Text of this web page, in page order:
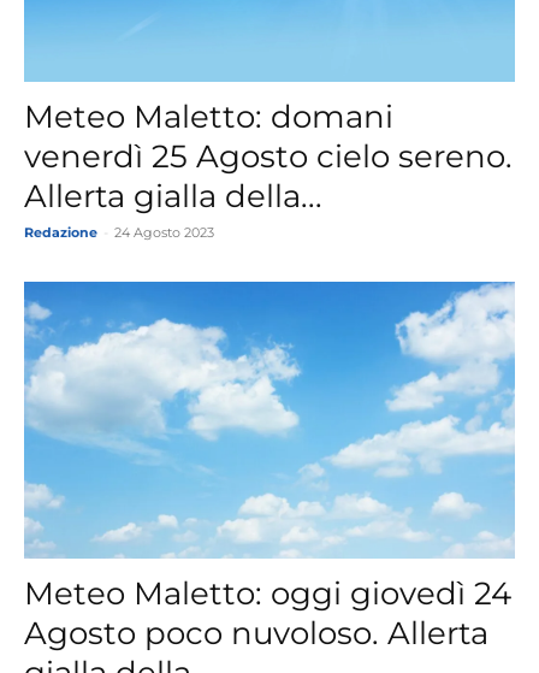
Meteo Maletto: domani
venerdì 25 Agosto cielo sereno.
Allerta gialla della...
Redazione 24 Agosto 2023
Meteo Maletto: oggi giovedì 24
Agosto poco nuvoloso. Allerta